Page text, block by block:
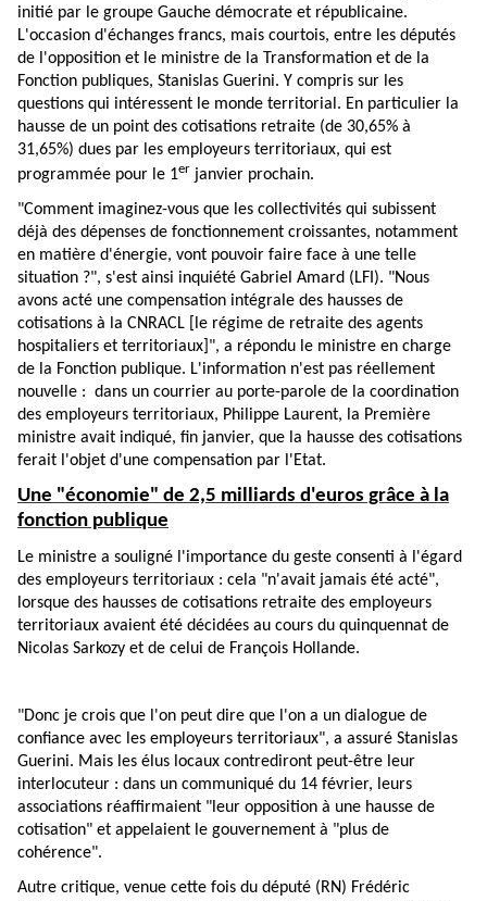
initié par le groupe Gauche démocrate et républicaine.
L'occasion d'échanges francs, mais courtois, entre les députés
de l'opposition et le ministre de la Transformation et de la
Fonction publiques, Stanislas Guerini. Y compris sur les
questions qui intéressent le monde territorial. En particulier la
hausse de un point des cotisations retraite (de 30,65% à
31,65%) dues par les employeurs territoriaux, qui est
programmée pour le 1er janvier prochain.
"Comment imaginez-vous que les collectivités qui subissent
déjà des dépenses de fonctionnement croissantes, notamment
en matière d'énergie, vont pouvoir faire face à une telle
situation ?", s'est ainsi inquiété Gabriel Amard (LFI). "Nous
avons acté une compensation intégrale des hausses de
cotisations à la CNRACL [le régime de retraite des agents
hospitaliers et territoriaux]", a répondu le ministre en charge
de la Fonction publique. L'information n'est pas réellement
nouvelle : dans un courrier au porte-parole de la coordination
des employeurs territoriaux, Philippe Laurent, la Première
ministre avait indiqué, fin janvier, que la hausse des cotisations
ferait l'objet d'une compensation par l'Etat.
Une "économie" de 2,5 milliards d'euros grâce à la
fonction publique
Le ministre a souligné l'importance du geste consenti à l'égard
des employeurs territoriaux : cela "n'avait jamais été acté",
lorsque des hausses de cotisations retraite des employeurs
territoriaux avaient été décidées au cours du quinquennat de
Nicolas Sarkozy et de celui de François Hollande.
"Donc je crois que l'on peut dire que l'on a un dialogue de
confiance avec les employeurs territoriaux", a assuré Stanislas
Guerini. Mais les élus locaux contrediront peut-être leur
interlocuteur : dans un communiqué du 14 février, leurs
associations réaffirmaient "leur opposition à une hausse de
cotisation" et appelaient le gouvernement à "plus de
cohérence".
Autre critique, venue cette fois du député (RN) Frédéric